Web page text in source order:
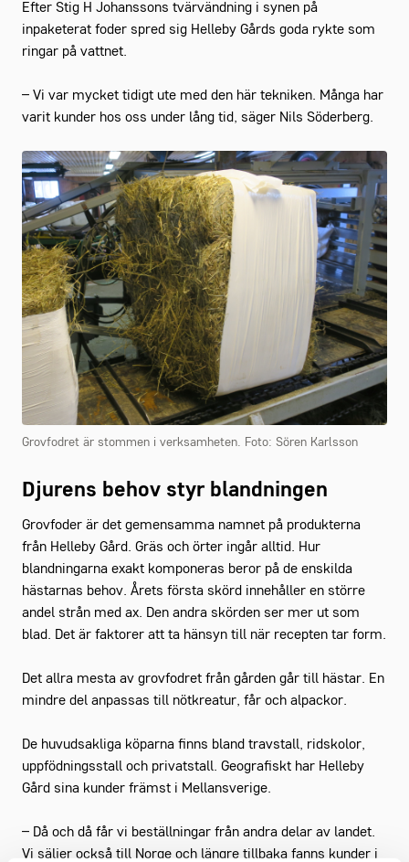
Efter Stig H Johanssons tvärvändning i synen på
inpaketerat foder spred sig Helleby Gårds goda rykte som
ringar på vattnet.
– Vi var mycket tidigt ute med den här tekniken. Många har
varit kunder hos oss under lång tid, säger Nils Söderberg.
Grovfodret är stommen i verksamheten. Foto: Sören Karlsson
Djurens behov styr blandningen
Grovfoder är det gemensamma namnet på produkterna
från Helleby Gård. Gräs och örter ingår alltid. Hur
blandningarna exakt komponeras beror på de enskilda
hästarnas behov. Årets första skörd innehåller en större
andel strån med ax. Den andra skörden ser mer ut som
blad. Det är faktorer att ta hänsyn till när recepten tar form.
Det allra mesta av grovfodret från gården går till hästar. En
mindre del anpassas till nötkreatur, får och alpackor.
De huvudsakliga köparna finns bland travstall, ridskolor,
uppfödningsstall och privatstall. Geografiskt har Helleby
Gård sina kunder främst i Mellansverige.
– Då och då får vi beställningar från andra delar av landet.
Vi säljer också till Norge och längre tillbaka fanns kunder i